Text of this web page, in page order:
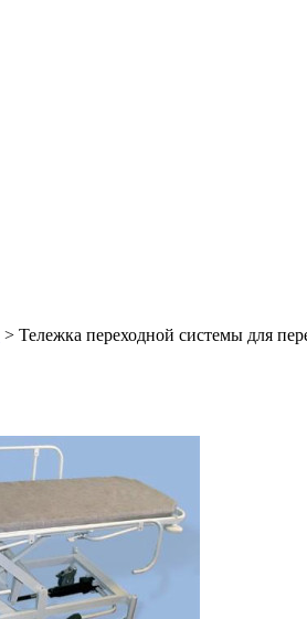
> Тележка переходной системы для